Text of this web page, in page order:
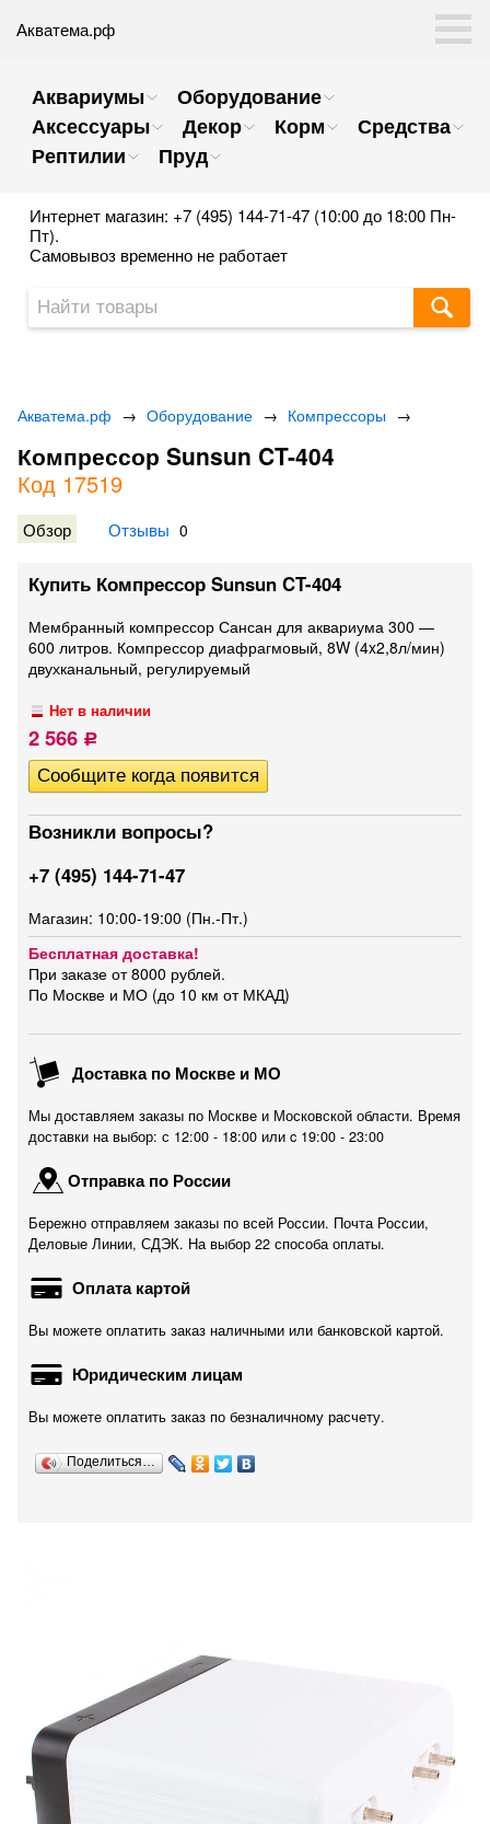
Акватема.рф
Аквариумы
Оборудование
Аксессуары
Декор Корм
Средства
Рептилии
Пруд
Интернет магазин: +7 (495) 144-71-47 (10:00 до 18:00 Пн-
Пт).
Самовывоз временно не работает
Акватема.рф → Оборудование → Компрессоры →
Компрессор Sunsun CT-404
Код 17519
Обзор Отзывы 0
Купить Компрессор Sunsun CT-404
Мембранный компрессор Сансан для аквариума 300 —
600 литров. Компрессор диафрагмовый, 8W (4x2,8л/мин)
двухканальный, регулируемый
Нет в наличии
2 566 Р
Возникли вопросы?
+7 (495) 144-71-47
Магазин: 10:00-19:00 (Пн.-Пт.)
Бесплатная доставка!
При заказе от 8000 рублей.
По Москве и МО (до 10 км от МКАД)
Доставка по Москве и МО
Мы доставляем заказы по Москве и Московской области. Время
доставки на выбор: с 12:00 - 18:00 или c 19:00 - 23:00
Отправка по России
Бережно отправляем заказы по всей России. Почта России,
Деловые Линии, СДЭК. На выбор 22 способа оплаты.
Оплата картой
Вы можете оплатить заказ наличными или банковской картой.
Юридическим лицам
Вы можете оплатить заказ по безналичному расчету.
Поделиться…